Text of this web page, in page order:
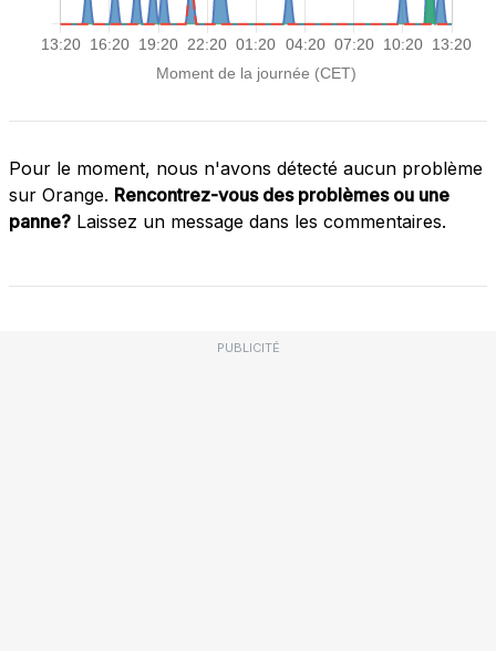
Pour le moment, nous n'avons détecté aucun problème
sur Orange. Rencontrez-vous des problèmes ou une
panne? Laissez un message dans les commentaires.
PUBLICITÉ